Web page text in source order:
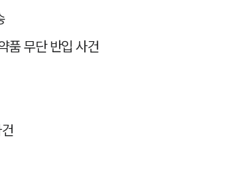
품 무단 반입 사건